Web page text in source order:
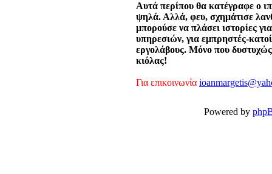
Αυτά περίπου θα κατέγραφε ο
ψηλά. Αλλά, φευ, σχημάτισε
μπορούσε να πλάσει ιστορίες
υπηρεσιών, για εμπρηστές-
εργολάβους. Μόνο που δυστυχώς
κιόλας!
Για επικοινωνία
Powered by